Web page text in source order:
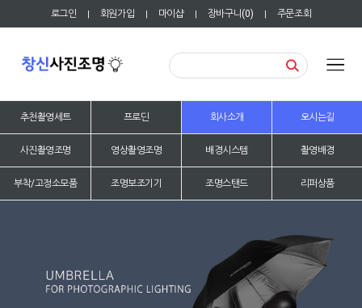
로그인 | 회원가입 | 마이샵 | 장바구니(0) | 주문조회
추천촬영세트 프로딘 회사소개 오시는길
사진촬영조명 영상촬영조명 배경시스템 촬영배경
부착/고정소모품 조명보조기기 조명스탠드 리퍼상품